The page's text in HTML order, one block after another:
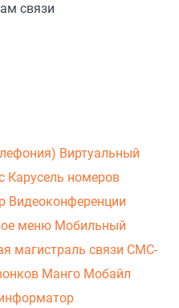
связи
Виртуальный
Карусель номеров
Видеоконференции
меню Мобильный
магистраль связи СМС-
Манго Мобайл